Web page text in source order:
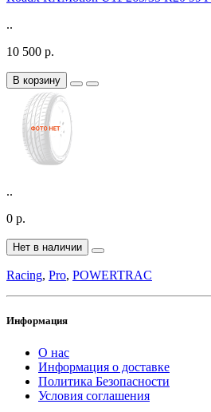
..
10 500 р.
В корзину
..
0 р.
Нет в наличии
Racing, Pro, POWERTRAC
Информация
О нас
Информация о доставке
Политика Безопасности
Условия соглашения